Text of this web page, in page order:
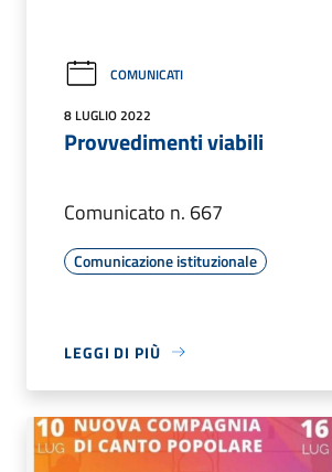
COMUNICATI
8 LUGLIO 2022
Provvedimenti viabili
Comunicato n. 667
Comunicazione istituzionale
LEGGI DI PIÙ